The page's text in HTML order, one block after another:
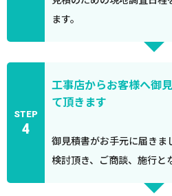
ます。
STEP
4
工事店からお客様へ御
て頂きます
御見積書がお手元に届き
検討頂き、ご商談、施行と